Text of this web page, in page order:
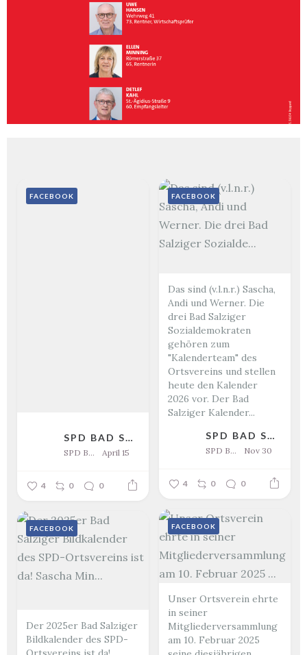
SPD BAD SALZIG
SPD Bad Salzig April 15
FACEBOOK
4 0 0
Das sind (v.l.n.r.) Sascha,
Andi und Werner. Die
drei Bad Salziger
Sozialdemokraten
gehören zum
"Kalenderteam" des
Ortsvereins und stellen
heute den Kalender
2026 vor. Der Bad
Salziger Kalender...
SPD BAD SALZIG
SPD Bad Salzig Nov 30
FACEBOOK
4 0 0
Unser Ortsverein ehrte
in seiner
Mitgliederversammlung
am 10. Februar 2025
FACEBOOK
Der 2025er Bad Salziger
Bildkalender des SPD-
FACEBOOK